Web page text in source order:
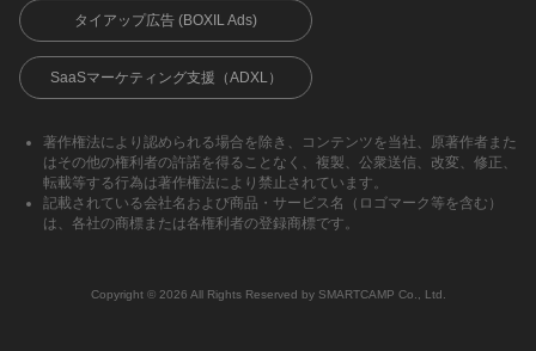
タイアップ広告 (BOXIL Ads)
SaaSマーケティング支援（ADXL）
著作権法により認められる場合を除き、コンテンツを当社、原著作者また
はその他の権利者の許諾を得ることなく、複製、公衆送信、改変、修正、
転載等する行為は著作権法により禁止されています。
記載されている会社名および商品・サービス名（ロゴマーク等を含む）
は、各社の商標または各権利者の登録商標です。
Copyright ©︎ 2026 All Rights Reserved by SMARTCAMP Co., Ltd.